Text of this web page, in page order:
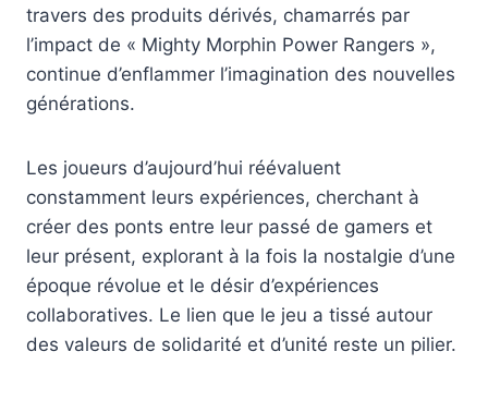
travers des produits dérivés, chamarrés par
l’impact de « Mighty Morphin Power Rangers »,
continue d’enflammer l’imagination des nouvelles
générations.
Les joueurs d’aujourd’hui réévaluent
constamment leurs expériences, cherchant à
créer des ponts entre leur passé de gamers et
leur présent, explorant à la fois la nostalgie d’une
époque révolue et le désir d’expériences
collaboratives. Le lien que le jeu a tissé autour
des valeurs de solidarité et d’unité reste un pilier.